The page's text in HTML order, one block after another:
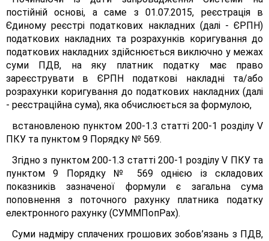
постійній основі, а саме з 01.07.2015, реєстрація в
Єдиному реєстрі податкових накладних (далі - ЄРПН)
податкових накладних та розрахунків коригування до
податкових накладних здійснюється виключно у межах
суми ПДВ, на яку платник податку має право
зареєструвати в ЄРПН податкові накладні та/або
розрахунки коригування до податкових накладних (далі
- реєстраційна сума), яка обчислюється за формулою,
встановленою пунктом 200-1.3 статті 200-1 розділу V
ПКУ та пунктом 9 Порядку № 569.
Згідно з пунктом 200-1.З статті 200-1 розділу V ПКУ та
пунктом 9 Порядку № 569 однією із складових
показників зазначеної формули є загальна сума
поповнення з поточного рахунку платника податку
електронного рахунку (СУММПопРах).
Суми надміру сплачених грошових зобов’язань з ПДВ,